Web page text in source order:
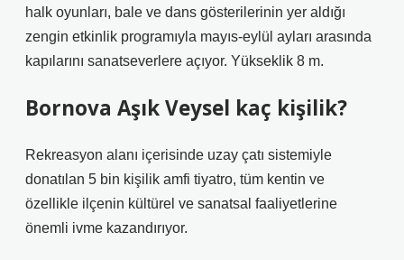
halk oyunları, bale ve dans gösterilerinin yer aldığı
zengin etkinlik programıyla mayıs-eylül ayları arasında
kapılarını sanatseverlere açıyor. Yükseklik 8 m.
Bornova Aşık Veysel kaç kişilik?
Rekreasyon alanı içerisinde uzay çatı sistemiyle
donatılan 5 bin kişilik amfi tiyatro, tüm kentin ve
özellikle ilçenin kültürel ve sanatsal faaliyetlerine
önemli ivme kazandırıyor.